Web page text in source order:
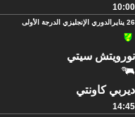
10:00
26 يناير الدوري الإنجليزي الدرجة الأولى
نورويتش سيتي
ديربي كاونتي
14:45